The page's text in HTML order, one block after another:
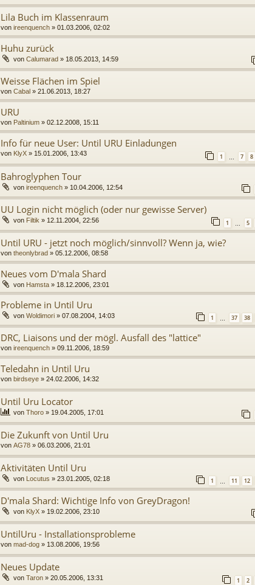
Lila Buch im Klassenraum
von ireenquench » 01.03.2006, 02:02
Huhu zurück
von Calumarad » 18.05.2013, 14:59
Weisse Flächen im Spiel
von Cabal » 21.06.2013, 18:27
URU
von Paltinium » 02.12.2008, 15:11
Info für neue User: Until URU Einladungen
von KlyX » 15.01.2006, 13:43 1 7 8
Bahroglyphen Tour
von ireenquench » 10.04.2006, 12:54
UU Login nicht möglich (oder nur gewisse Server)
von Filtik » 12.11.2004, 22:56 1 5
Until URU - jetzt noch möglich/sinnvoll? Wenn ja, wie?
von theonlybrad » 05.12.2006, 08:58
Neues vom D'mala Shard
von Hamsta » 18.12.2006, 23:01
Probleme in Until Uru
von Woldimori » 07.08.2004, 14:03 1 37 38
DRC, Liaisons und der mögl. Ausfall des "lattice"
von ireenquench » 09.11.2006, 18:59
Teledahn in Until Uru
von birdseye » 24.02.2006, 14:32
Until Uru Locator
von Thoro » 19.04.2005, 17:01
Die Zukunft von Until Uru
von AG78 » 06.03.2006, 21:01
Aktivitäten Until Uru
von Locutus » 23.01.2005, 02:18 1 … 11 12
D'mala Shard: Wichtige Info von GreyDragon!
von KlyX » 19.02.2006, 23:10
UntilUru - Installationsprobleme
von mad-dog » 13.08.2006, 19:56
Neues Update
von Taron » 20.05.2006, 13:31 1 2